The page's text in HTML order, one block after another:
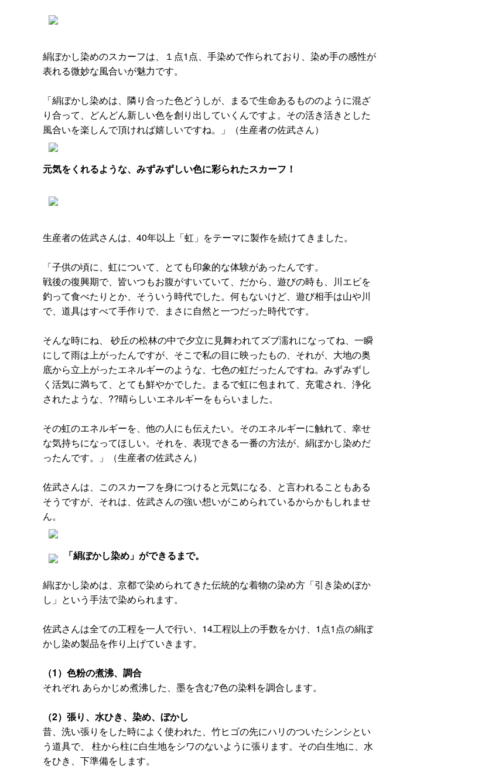
絹ぼかし染めのスカーフは、１点1点、手染めで作られており、染め手の感性が
表れる微妙な風合いが魅力です。
「絹ぼかし染めは、隣り合った色どうしが、まるで生命あるもののように混ざ
り合って、どんどん新しい色を創り出していくんですよ。その活き活きとした
風合いを楽しんで頂ければ嬉しいですね。」（生産者の佐武さん）
元気をくれるような、みずみずしい色に彩られたスカーフ！
生産者の佐武さんは、40年以上「虹」をテーマに製作を続けてきました。
「子供の頃に、虹について、とても印象的な体験があったんです。
戦後の復興期で、皆いつもお腹がすいていて、だから、遊びの時も、川エビを
釣って食べたりとか、そういう時代でした。何もないけど、遊び相手は山や川
で、道具はすべて手作りで、まさに自然と一つだった時代です。
そんな時にね、 砂丘の松林の中で夕立に見舞われてズブ濡れになってね、一瞬
にして雨は上がったんですが、そこで私の目に映ったもの、それが、大地の奥
底から立上がったエネルギーのような、七色の虹だったんですね。みずみずし
く活気に満ちて、とても鮮やかでした。まるで虹に包まれて、充電され、浄化
されたような、??晴らしいエネルギーをもらいました。
その虹のエネルギーを、他の人にも伝えたい。そのエネルギーに触れて、幸せ
な気持ちになってほしい。それを、表現できる一番の方法が、絹ぼかし染めだ
ったんです。」（生産者の佐武さん）
佐武さんは、このスカーフを身につけると元気になる、と言われることもある
そうですが、それは、佐武さんの強い想いがこめられているからかもしれませ
ん。
「絹ぼかし染め」ができるまで。
絹ぼかし染めは、京都で染められてきた伝統的な着物の染め方「引き染めぼか
し」という手法で染められます。
佐武さんは全ての工程を一人で行い、14工程以上の手数をかけ、1点1点の絹ぼ
かし染め製品を作り上げていきます。
（1）色粉の煮沸、調合
それぞれ あらかじめ煮沸した、墨を含む7色の染料を調合します。
（2）張り、水ひき、染め、ぼかし
昔、洗い張りをした時によく使われた、竹ヒゴの先にハリのついたシンシとい
う道具で、 柱から柱に白生地をシワのないように張ります。その白生地に、水
をひき、下準備をします。